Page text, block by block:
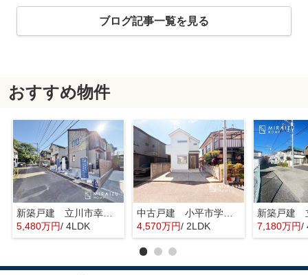
ブログ記事一覧を見る
おすすめ物件
新築戸建 立川市幸町6丁目 全1棟
5,480万円/ 4LDK
中古戸建 小平市学園東町 全1棟
4,570万円/ 2LDK 7,180万円/